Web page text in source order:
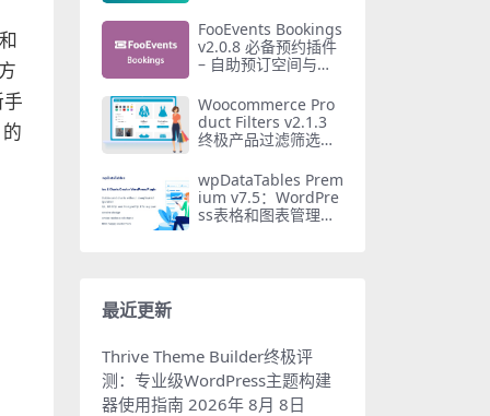
理插件
FooEvents Bookings
v2.0.8 必备预约插件
– 自助预订空间与时
Woocommerce Pro
duct Filters v2.1.3
终极产品过滤筛选插
wpDataTables Prem
ium v7.5：WordPre
ss表格和图表管理器
最近更新
Thrive Theme Builder终极评
测：专业级WordPress主题构建
器使用指南 2026年 8月 8日